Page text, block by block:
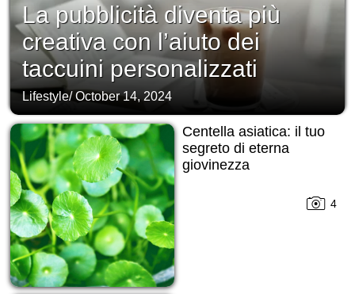
La pubblicità diventa più
creativa con l’aiuto dei
taccuini personalizzati
Lifestyle/October 14, 2024
Centella asiatica: il tuo
segreto di eterna
giovinezza
4